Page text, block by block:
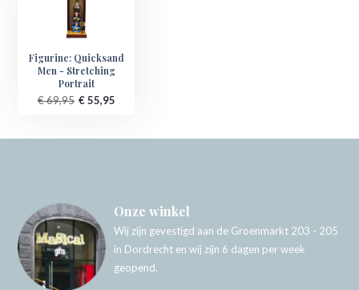
Figurine: Quicksand
Men - Stretching
Portrait
€ 69,95 € 55,95
Onze winkel
Wij zijn gevestigd aan de Groenmarkt 203 - 205
in Dordrecht en wij zijn 6 dagen per week
geopend.